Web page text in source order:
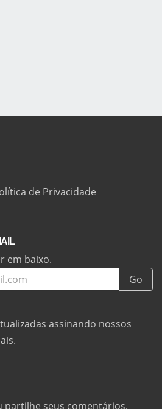
de Privacidade
em baixo.
Go
assinando nossos
partilhe seus comentários.